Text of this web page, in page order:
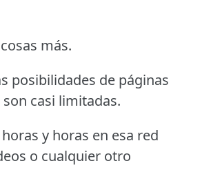
más.
posibilidades de páginas
casi limitadas.
y horas en esa red
o cualquier otro